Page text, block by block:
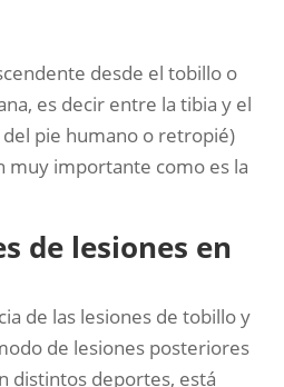
desde el tobillo o
es decir entre la tibia y el
pie humano o retropié)
muy importante como es la
de lesiones en
de las lesiones de tobillo y
de lesiones posteriores
distintos deportes, está